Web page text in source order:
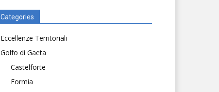
Categories
Eccellenze Territoriali
Golfo di Gaeta
Castelforte
Formia